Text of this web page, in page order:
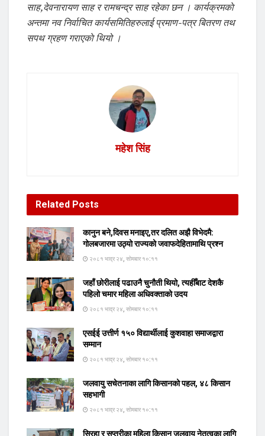
साह,देवनारायण साह र रामचन्द्र साह रहेका छन । कार्यक्रमकाे
अन्तमा नव निर्वाचित कार्यसमितिहरुलाई प्रमाण-पत्र बितरण तथ
सपथ ग्रहण गराएकाे थियो ।
महेश सिंह
Related Posts
कानुन बने,दिवस मनाइए,तर दलित अझै विभेदमै:
गोलबजारमा उठ्यो राज्यको जवाफदेहितामाथि प्रश्न
२०८१ भाद्र २४, सोमबार १०:११
जहाँ छोरीलाई पढाउनै चुनौती थियो, त्यहीँबाट देशकै
पहिलो चमार महिला अधिवक्ताको उदय
२०८१ भाद्र २४, सोमबार १०:११
एसईई उत्तीर्ण १५० विद्यार्थीलाई कुशवाहा समाजद्वारा
सम्मान
२०८१ भाद्र २४, सोमबार १०:११
जलवायु सचेतनाका लागि किसानको पहल, ४८ किसान
सहभागी
२०८१ भाद्र २४, सोमबार १०:११
सिरहा र सप्तरीका महिला किसान जलवायु नेतृत्वका लागि